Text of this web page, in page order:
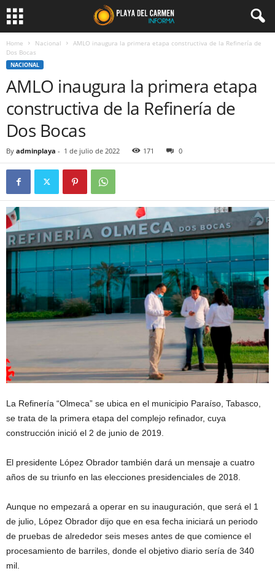
Home Nacional
AMLO inaugura la primera etapa constructiva de la Refinería de
Dos Bocas
NACIONAL
AMLO inaugura la primera etapa
constructiva de la Refinería de
Dos Bocas
By adminplaya - 1 de julio de 2022 171 0
La Refinería “Olmeca” se ubica en el municipio Paraíso, Tabasco,
se trata de la primera etapa del complejo refinador, cuya
construcción inició el 2 de junio de 2019.
El presidente López Obrador también dará un mensaje a cuatro
años de su triunfo en las elecciones presidenciales de 2018.
Aunque no empezará a operar en su inauguración, que será el 1
de julio, López Obrador dijo que en esa fecha iniciará un periodo
de pruebas de alrededor seis meses antes de que comience el
procesamiento de barriles, donde el objetivo diario sería de 340
mil.